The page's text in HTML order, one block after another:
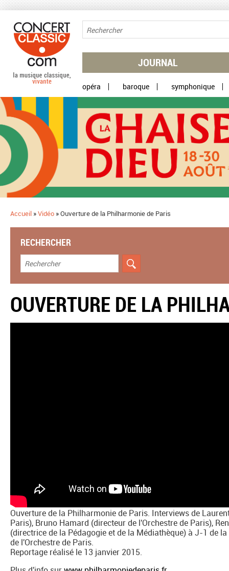
JOURNAL
opéra baroque symphonique
Accueil »Vidéo »Ouverture de la Philharmonie de Paris
RECHERCHER
OUVERTURE DE LA
Ouverture de la Philharmonie de Paris. Interviews de
Paris), Bruno Hamard (directeur de l'Orchestre de Paris),
(directrice de la Pédagogie et de la Médiathèque) à J-1 de
de l'Orchestre de Paris.
Reportage réalisé le 13 janvier 2015.